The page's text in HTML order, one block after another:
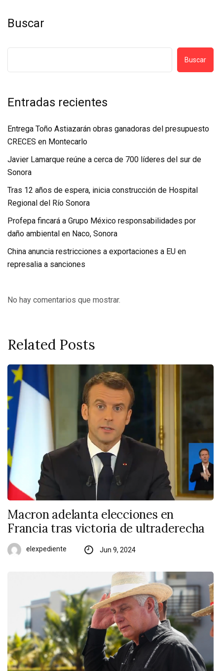
Buscar
Buscar
Entradas recientes
Entrega Toño Astiazarán obras ganadoras del presupuesto
CRECES en Montecarlo
Javier Lamarque reúne a cerca de 700 líderes del sur de
Sonora
Tras 12 años de espera, inicia construcción de Hospital
Regional del Río Sonora
Profepa fincará a Grupo México responsabilidades por
daño ambiental en Naco, Sonora
China anuncia restricciones a exportaciones a EU en
represalia a sanciones
No hay comentarios que mostrar.
Related Posts
Macron adelanta elecciones en
Francia tras victoria de ultraderecha
elexpediente Jun 9, 2024